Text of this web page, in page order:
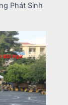
Phát Sinh